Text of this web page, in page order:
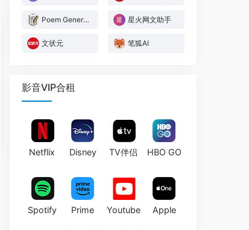
Poem Generator 星火网文助手
文状元 笔狐AI
影音VIP合租
Netflix Disney TV伴侣 HBO GO
Spotify Prime Youtube Apple